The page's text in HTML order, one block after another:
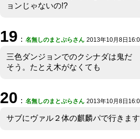
ョンじゃないの!?
19 ： 名無しのまとぷらさん 2013年10月8日
三色ダンジョンでのクシナダは鬼だ
そう。たとえ木がなくても
20 ： 名無しのまとぷらさん 2013年10月8日
サブにヴァル２体の麒麟パで行きま